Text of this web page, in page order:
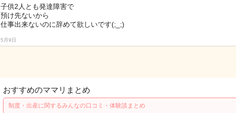
子供2人とも発達障害で
預け先ないから
仕事出来ないのに辞めて欲しいです(;_;)
5月9日
おすすめのママリまとめ
制度・出産に関するみんなの口コミ・体験談まとめ